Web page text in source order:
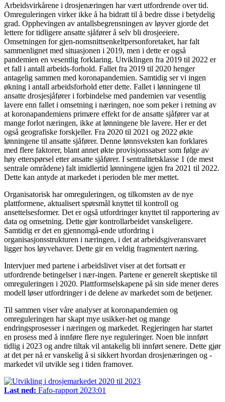
Arbeidsvirkårene i drosjenæringen har vært utfordrende over tid.
Omreguleringen virker ikke å ha bidratt til å bedre disse i betydelig
grad. Opphevingen av antallsbegrensningen av løyver gjorde det
lettere for tidligere ansatte sjåfører å selv bli drosjeeiere.
Omsetningen for gjen-nomsnittsenkeltpersonforetaket, har falt
sammenlignet med situasjonen i 2019, men i dette er også
pandemien en vesentlig forklaring. Utviklingen fra 2019 til 2022 er
et fall i antall arbeids-forhold. Fallet fra 2019 til 2020 henger
antagelig sammen med koronapandemien. Samtidig ser vi ingen
økning i antall arbeidsforhold etter dette. Fallet i lønningene til
ansatte drosjesjåfører i forbindelse med pandemien var vesentlig
lavere enn fallet i omsetning i næringen, noe som peker i retning av
at koronapandemiens primære effekt for de ansatte sjåfører var at
mange forlot næringen, ikke at lønningene ble lavere. Her er det
også geografiske forskjeller. Fra 2020 til 2021 og 2022 økte
lønningene til ansatte sjåfører. Denne lønnsveksten kan forklares
med flere faktorer, blant annet økte provisjonssatser som følge av
høy etterspørsel etter ansatte sjåfører. I sentralitetsklasse 1 (de mest
sentrale områdene) falt imidlertid lønningene igjen fra 2021 til 2022.
Dette kan antyde at markedet i perioden ble mer mettet.
Organisatorisk har omreguleringen, og tilkomsten av de nye
plattformene, aktualisert spørsmål knyttet til kontroll og
ansettelsesformer. Det er også utfordringer knyttet til rapportering av
data og omsetning. Dette gjør kontrollarbeidet vanskeligere.
Samtidig er det en gjennomgå-ende utfordring i
organisasjonsstrukturen i næringen, i det at arbeidsgiveransvaret
ligger hos løyvehaver. Dette gir en veldig fragmentert næring.
Intervjuer med partene i arbeidslivet viser at det fortsatt er
utfordrende betingelser i nær-ingen. Partene er generelt skeptiske til
omreguleringen i 2020. Plattformselskapene på sin side mener deres
modell løser utfordringer i de delene av markedet som de betjener.
Til sammen viser våre analyser at koronapandemien og
omreguleringen har skapt mye usikker-het og mange
endringsprosesser i næringen og markedet. Regjeringen har startet
en prosess med å innføre flere nye reguleringer. Noen ble innført
tidlig i 2023 og andre tiltak vil antakelig bli innført senere. Dette gjør
at det per nå er vanskelig å si sikkert hvordan drosjenæringen og -
markedet vil utvikle seg i tiden framover.
Last ned: Fafo-rapport 2023:01